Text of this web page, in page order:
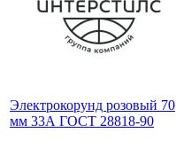
Электрокорунд розовый 70
мм 33А ГОСТ 28818-90